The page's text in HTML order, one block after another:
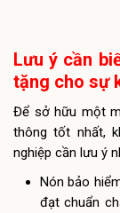
Lưu ý cần
tặng cho sự
Để sở hữu một
thông tốt nhất,
nghiệp cần lưu ý
Nón bảo
đạt chuẩn